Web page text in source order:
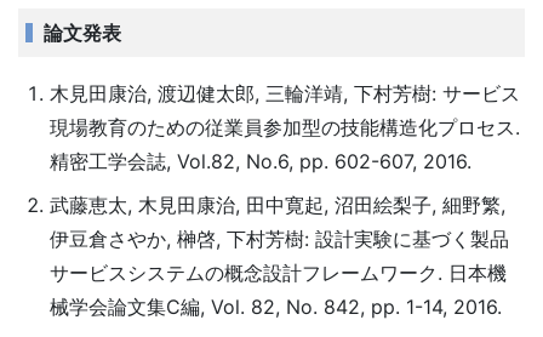
論文発表
木見田康治, 渡辺健太郎, 三輪洋靖, 下村芳樹: サービス
現場教育のための従業員参加型の技能構造化プロセス.
精密工学会誌, Vol.82, No.6, pp. 602-607, 2016.
武藤恵太, 木見田康治, 田中寛起, 沼田絵梨子, 細野繁,
伊豆倉さやか, 榊啓, 下村芳樹: 設計実験に基づく製品
サービスシステムの概念設計フレームワーク. 日本機
械学会論文集C編, Vol. 82, No. 842, pp. 1-14, 2016.